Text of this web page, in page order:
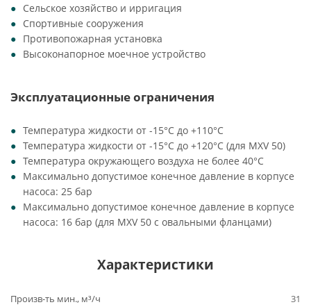
Сельское хозяйство и ирригация
Спортивные сооружения
Противопожарная установка
Высоконапорное моечное устройство
Эксплуатационные ограничения
Температура жидкости от -15°C до +110°C
Температура жидкости от -15°C до +120°C (для MXV 50)
Температура окружающего воздуха не более 40°C
Максимально допустимое конечное давление в корпусе
насоса: 25 бар
Максимально допустимое конечное давление в корпусе
насоса: 16 бар (для MXV 50 с овальными фланцами)
Характеристики
Произв-ть мин., м³/ч
31